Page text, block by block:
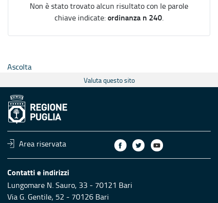
Non è stato trovato alcun risultato con le parole
chiave indicate:ordinanza n 240.
Ascolta
Valuta questo sito
Area riservata
Contatti e indirizzi
Lungomare N. Sauro, 33 - 70121 Bari
Via G. Gentile, 52 - 70126 Bari